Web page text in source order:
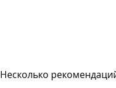
Несколько